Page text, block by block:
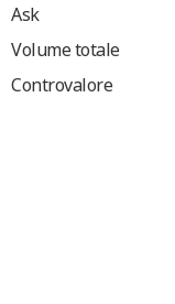
Ask
Volume totale
Controvalore